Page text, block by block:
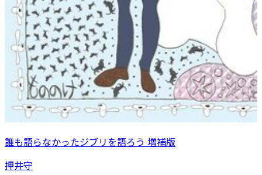
誰も語らなかったジブリを語ろう 増補版
押井守